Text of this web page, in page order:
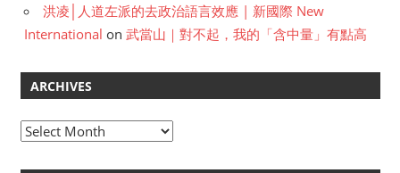
洪凌│人道左派的去政治語言效應 | 新國際 New
International on 武當山｜對不起，我的「含中量」有點高
ARCHIVES
A